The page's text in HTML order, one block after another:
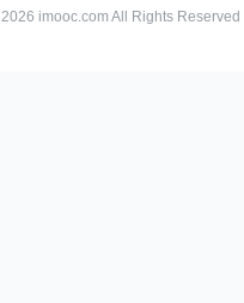
2026 imooc.com All Rights Reserved |